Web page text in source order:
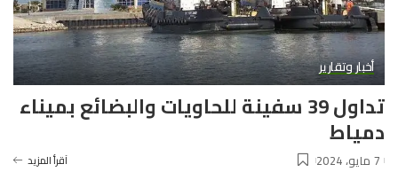
أخبار وتقارير
تداول 39 سفينة للحاويات والبضائع بميناء
دمياط
7 مايو، 2024 آقرأ المزيد